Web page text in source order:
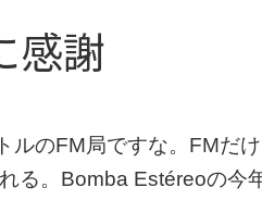
感謝
ルのFM局ですな。FMだ
る。Bomba Estéreoの今